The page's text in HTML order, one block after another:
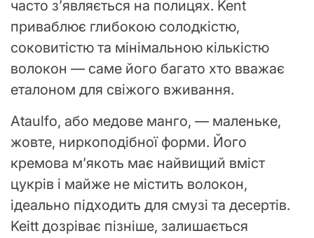
часто з’являється на полицях. Kent
приваблює глибокою солодкістю,
соковитістю та мінімальною кількістю
волокон — саме його багато хто вважає
еталоном для свіжого вживання.
Ataulfo, або медове манго, — маленьке,
жовте, ниркоподібної форми. Його
кремова м’якоть має найвищий вміст
цукрів і майже не містить волокон,
ідеально підходить для смузі та десертів.
Keitt дозріває пізніше, залишається